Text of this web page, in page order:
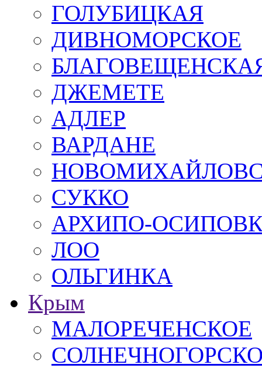
ГОЛУБИЦКАЯ
ДИВНОМОРСКОЕ
ДЖЕМЕТЕ
АДЛЕР
ВАРДАНЕ
СУККО
АРХИПО-
ЛОО
ОЛЬГИНКА
Крым
МАЛОРЕЧЕНСКОЕ